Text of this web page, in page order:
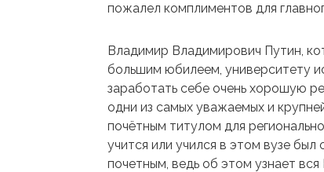
пожалел комплиментов для
Владимир Владимирович Путин,
большим юбилеем, университету
заработать себе очень хорошую
одни из самых уважаемых и
почётным титулом для
учится или учился в этом вузе
почетным, ведь об этом узнает